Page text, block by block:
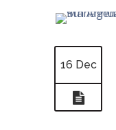
16 Dec